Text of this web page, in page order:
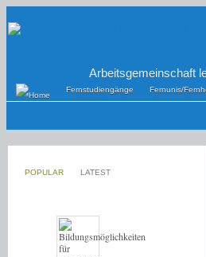
Arbeitsgemeinschaft
Fernstudiengänge Fernunis/
POPULAR LATEST